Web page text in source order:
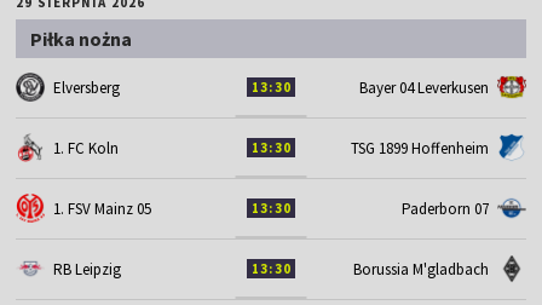
Piłka nożna
Elversberg 13:30 Bayer 04 Leverkusen
1. FC Koln 13:30 TSG 1899 Hoffenheim
1. FSV Mainz 05 13:30 Paderborn 07
RB Leipzig 13:30 Borussia M'gladbach